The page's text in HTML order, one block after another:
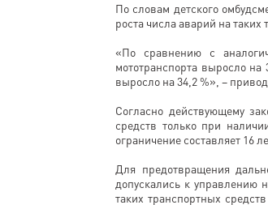
По словам детского
роста числа аварий на таких
«По сравнению с
мототранспорта выросло
выросло на 34,2 %», –
Согласно действующему
средств только при
ограничение составляет 16
Для предотвращения
допускались к управлению
таких транспортных